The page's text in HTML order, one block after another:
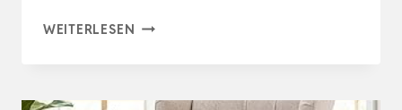
WEITERLESEN BONNLO